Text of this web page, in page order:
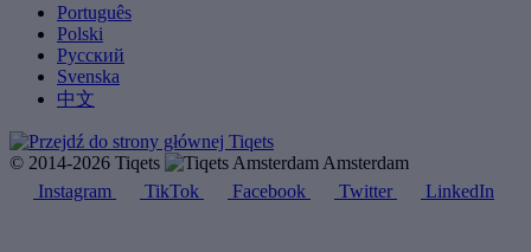
Português
Polski
Русский
Svenska
中文
© 2014-2026 Tiqets
Amsterdam
Instagram
TikTok Facebook Twitter LinkedIn